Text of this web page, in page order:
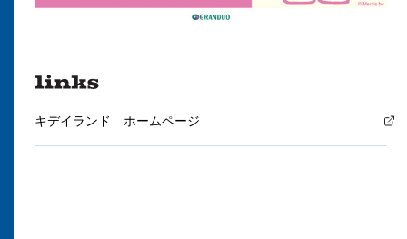
キデイランド ホームページ